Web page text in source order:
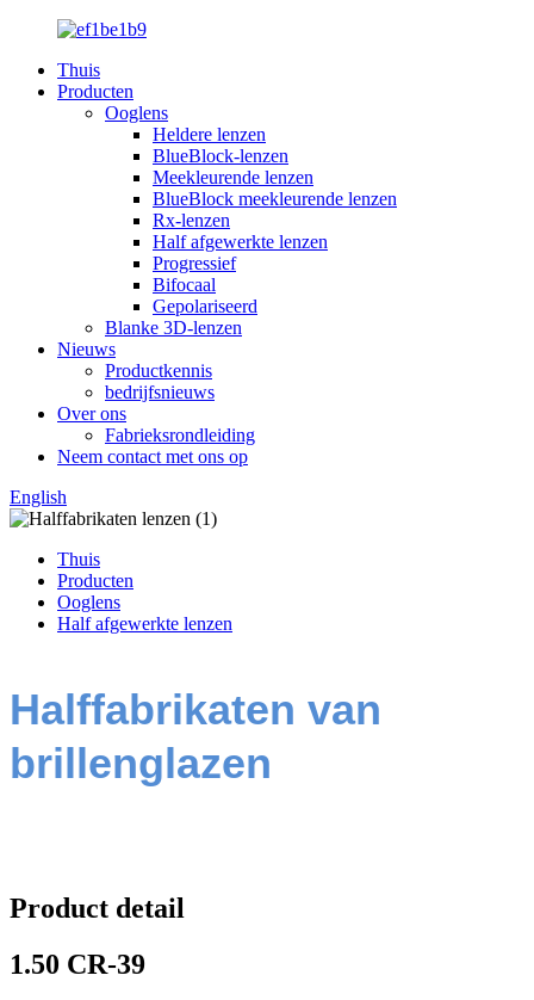
Thuis
Producten
Ooglens
Heldere lenzen
BlueBlock-lenzen
Meekleurende lenzen
BlueBlock meekleurende lenzen
Rx-lenzen
Half afgewerkte lenzen
Progressief
Bifocaal
Gepolariseerd
Blanke 3D-lenzen
Nieuws
Productkennis
bedrijfsnieuws
Over ons
Fabrieksrondleiding
Neem contact met ons op
English
Thuis
Producten
Ooglens
Half afgewerkte lenzen
Halffabrikaten van
brillenglazen
Product detail
1.50 CR-39